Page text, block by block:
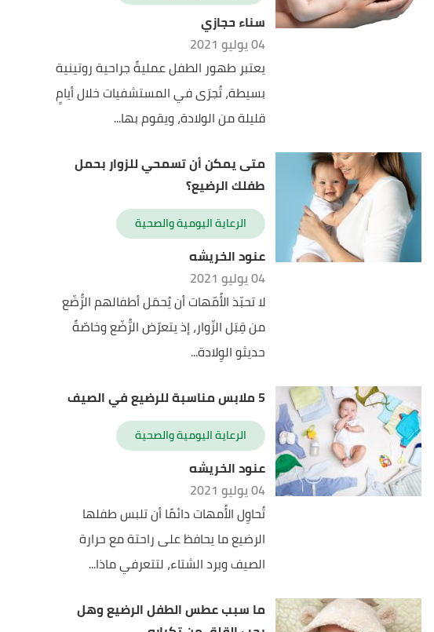
سناء حجازي
04 يوليو 2021
يعتبر طهور الطفل عمليةً جراحية روتينية
بسيطة، تُجرَى في المستشفيات خلال أيامٍ
قليلة من الولادة، ويقوم بها...
متى يمكن أن تسمحي للزوار بحمل
طفلك الرضيع؟
الرعاية اليومية والصحية
عنود الخريشه
04 يوليو 2021
لا تحبّذ الأُمّهات أن يُحمَل أطفالهم الرُّضّع
من قِبَل الزّوار، إذ يتعرّض الرُّضّع وخاصّةً
حديثو الوِلادة...
5 ملابس مناسبة للرضيع في الصيف
الرعاية اليومية والصحية
عنود الخريشه
04 يوليو 2021
تُحاوِل الأُمهات دائمًا أن تلبس طفلها
الرضيع ما يحافظ على راحتة مع حرارة
الصيف وبرد الشتاء، لتتعرفي ماذا...
ما سبب عطس الطفل الرضيع وهل